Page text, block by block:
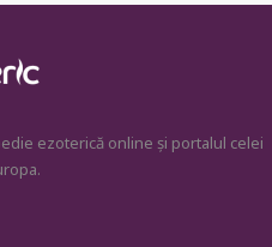
ezoterică online și portalul celei